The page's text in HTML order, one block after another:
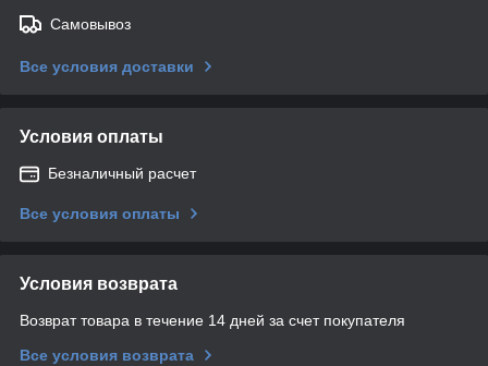
Самовывоз
Все условия доставки
Условия оплаты
Безналичный расчет
Все условия оплаты
Условия возврата
Возврат товара в течение 14 дней за счет покупателя
Все условия возврата